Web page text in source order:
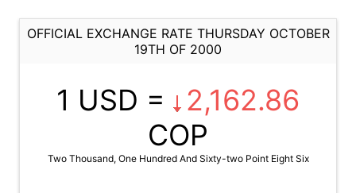
OFFICIAL EXCHANGE RATE THURSDAY OCTOBER
19TH OF 2000
1 USD =
2,162.86
COP
Two Thousand, One Hundred And Sixty-two Point Eight Six